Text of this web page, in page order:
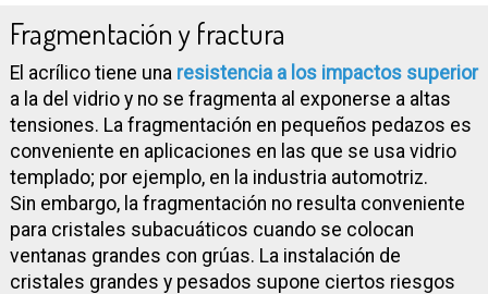
Fragmentación y fractura
El acrílico tiene una resistencia a los impactos superior
a la del vidrio y no se fragmenta al exponerse a altas
tensiones. La fragmentación en pequeños pedazos es
conveniente en aplicaciones en las que se usa vidrio
templado; por ejemplo, en la industria automotriz.
Sin embargo, la fragmentación no resulta conveniente
para cristales subacuáticos cuando se colocan
ventanas grandes con grúas. La instalación de
cristales grandes y pesados supone ciertos riesgos